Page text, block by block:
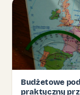
Budżetowe
praktyczny